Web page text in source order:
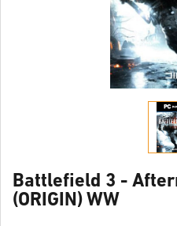
Battlefield 3 -
(ORIGIN) WW